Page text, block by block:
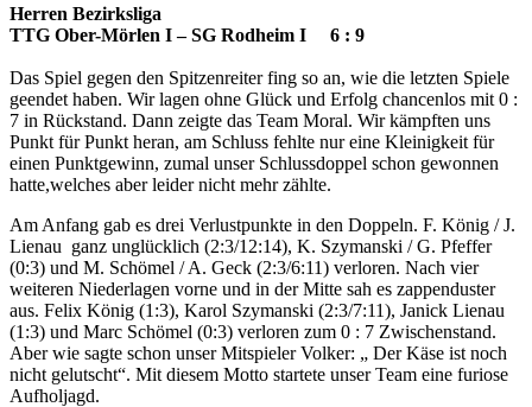
Herren Bezirksliga
TTG Ober-Mörlen I – SG Rodheim I 6 : 9
Das Spiel gegen den Spitzenreiter fing so an, wie die letzten Spiele
geendet haben. Wir lagen ohne Glück und Erfolg chancenlos mit 0 :
7 in Rückstand. Dann zeigte das Team Moral. Wir kämpften uns
Punkt für Punkt heran, am Schluss fehlte nur eine Kleinigkeit für
einen Punktgewinn, zumal unser Schlussdoppel schon gewonnen
hatte,welches aber leider nicht mehr zählte.
Am Anfang gab es drei Verlustpunkte in den Doppeln. F. König / J.
Lienau ganz unglücklich (2:3/12:14), K. Szymanski / G. Pfeffer
(0:3) und M. Schömel / A. Geck (2:3/6:11) verloren. Nach vier
weiteren Niederlagen vorne und in der Mitte sah es zappenduster
aus. Felix König (1:3), Karol Szymanski (2:3/7:11), Janick Lienau
(1:3) und Marc Schömel (0:3) verloren zum 0 : 7 Zwischenstand.
Aber wie sagte schon unser Mitspieler Volker: „ Der Käse ist noch
nicht gelutscht“. Mit diesem Motto startete unser Team eine furiose
Aufholjagd.